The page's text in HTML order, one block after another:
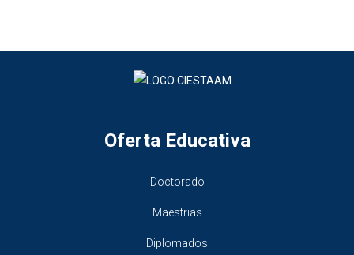
Oferta Educativa
Doctorado
Maestrias
Diplomados